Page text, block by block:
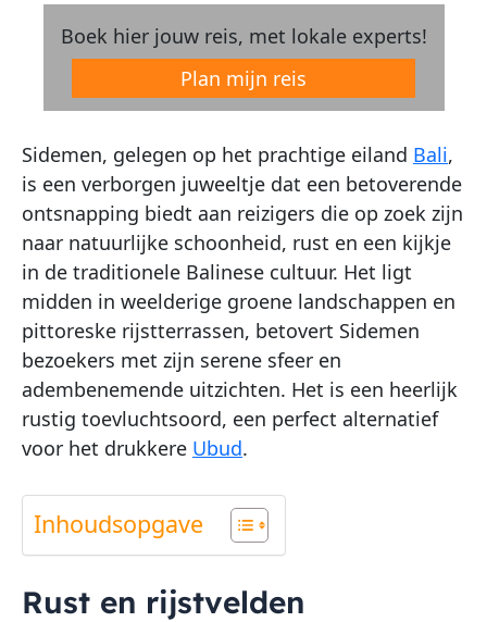
Boek hier jouw reis, met lokale experts!
Plan mijn reis
Sidemen, gelegen op het prachtige eiland Bali,
is een verborgen juweeltje dat een betoverende
ontsnapping biedt aan reizigers die op zoek zijn
naar natuurlijke schoonheid, rust en een kijkje
in de traditionele Balinese cultuur. Het ligt
midden in weelderige groene landschappen en
pittoreske rijstterrassen, betovert Sidemen
bezoekers met zijn serene sfeer en
adembenemende uitzichten. Het is een heerlijk
rustig toevluchtsoord, een perfect alternatief
voor het drukkere Ubud.
Inhoudsopgave
Rust en rijstvelden